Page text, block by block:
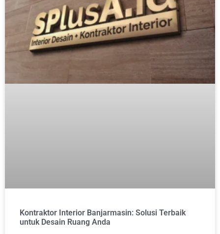
Kontraktor Interior Banjarmasin: Solusi Terbaik
untuk Desain Ruang Anda